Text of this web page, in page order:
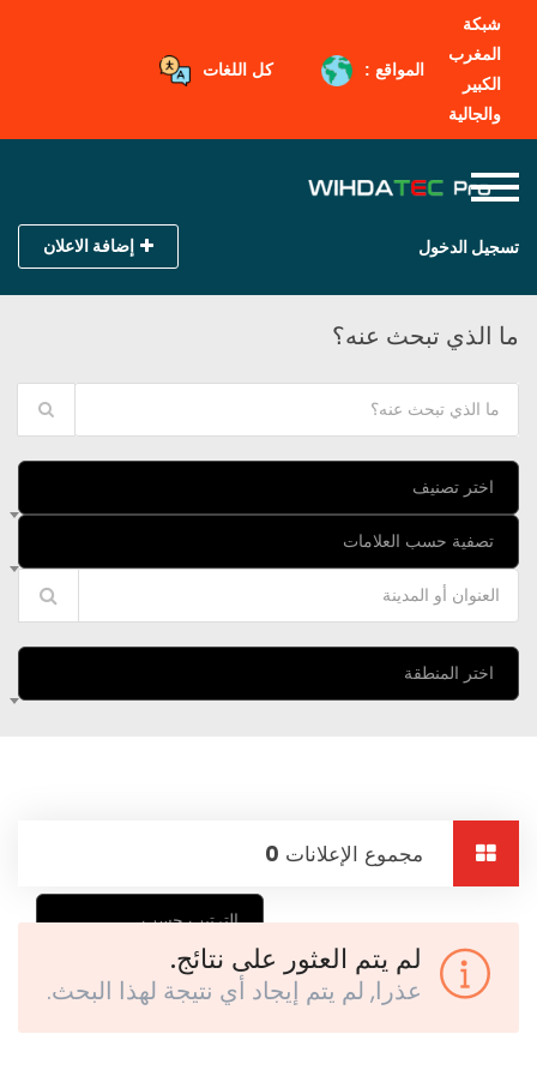
شبكة
المغرب
الكبير
والجالية
المواقع : كل اللغات
تسجيل الدخول إضافة الاعلان
ما الذي تبحث عنه؟
اختر تصنيف
تصفية حسب العلامات
اختر المنطقة
مجموع الإعلانات 0
الترتيب حسب
لم يتم العثور على نتائج.
عذرا, لم يتم إيجاد أي نتيجة لهذا البحث.